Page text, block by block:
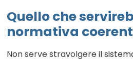
Quello che
normativa
Non serve stravolgere il